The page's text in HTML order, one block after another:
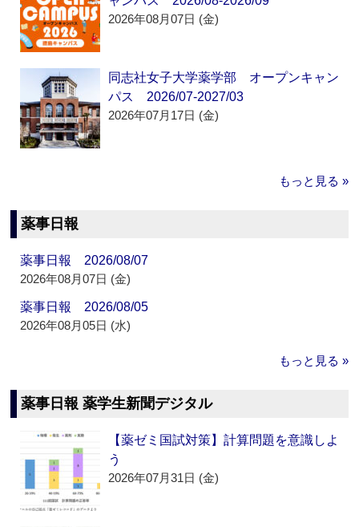
2026年08月07日 (金)
同志社女子大学薬学部 オープンキャン
パス 2026/07-2027/03
2026年07月17日 (金)
もっと見る »
薬事日報
薬事日報 2026/08/07
2026年08月07日 (金)
薬事日報 2026/08/05
2026年08月05日 (水)
もっと見る »
薬事日報 薬学生新聞デジタル
【薬ゼミ国試対策】計算問題を意識しよ
う
2026年07月31日 (金)